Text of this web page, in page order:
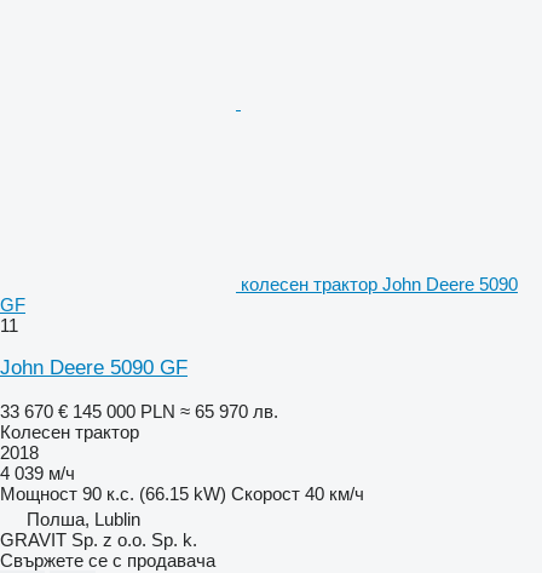
колесен трактор John Deere 5090
GF
11
John Deere 5090 GF
33 670 € 145 000 PLN ≈ 65 970 лв.
Колесен трактор
2018
4 039 м/ч
Мощност 90 к.с. (66.15 kW) Скорост 40 км/ч
Полша, Lublin
GRAVIT Sp. z o.o. Sp. k.
Свържете се с продавача